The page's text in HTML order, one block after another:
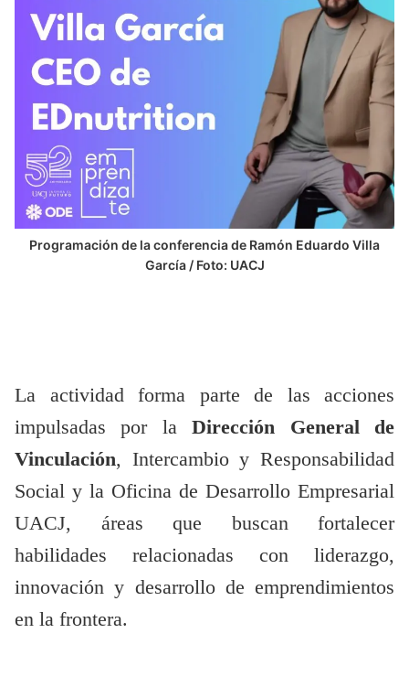
Programación de la conferencia de Ramón Eduardo Villa
García / Foto: UACJ
La actividad forma parte de las acciones
impulsadas por laDirección General de
Vinculación, Intercambio y Responsabilidad
Social y la Oficina de Desarrollo Empresarial
UACJ, áreas que buscan fortalecer
habilidades relacionadas con liderazgo,
innovación y desarrollo de emprendimientos
en la frontera.